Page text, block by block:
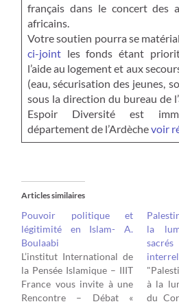
français dans le concert des
africains.
Votre soutien pourra se
ci-joint les fonds étant
l’aide au logement et aux
(eau, sécurisation des jeunes,
sous la direction du bureau de
Espoir Diversité est
département de l’Ardèchevoir
Articles similaires
Pouvoir politique et
légitimité en Islam- A.
Boulaabi
L’institut International de
la Pensée Islamique – IIIT
France vous invite à une
Rencontre – Débat «
la
à la
du